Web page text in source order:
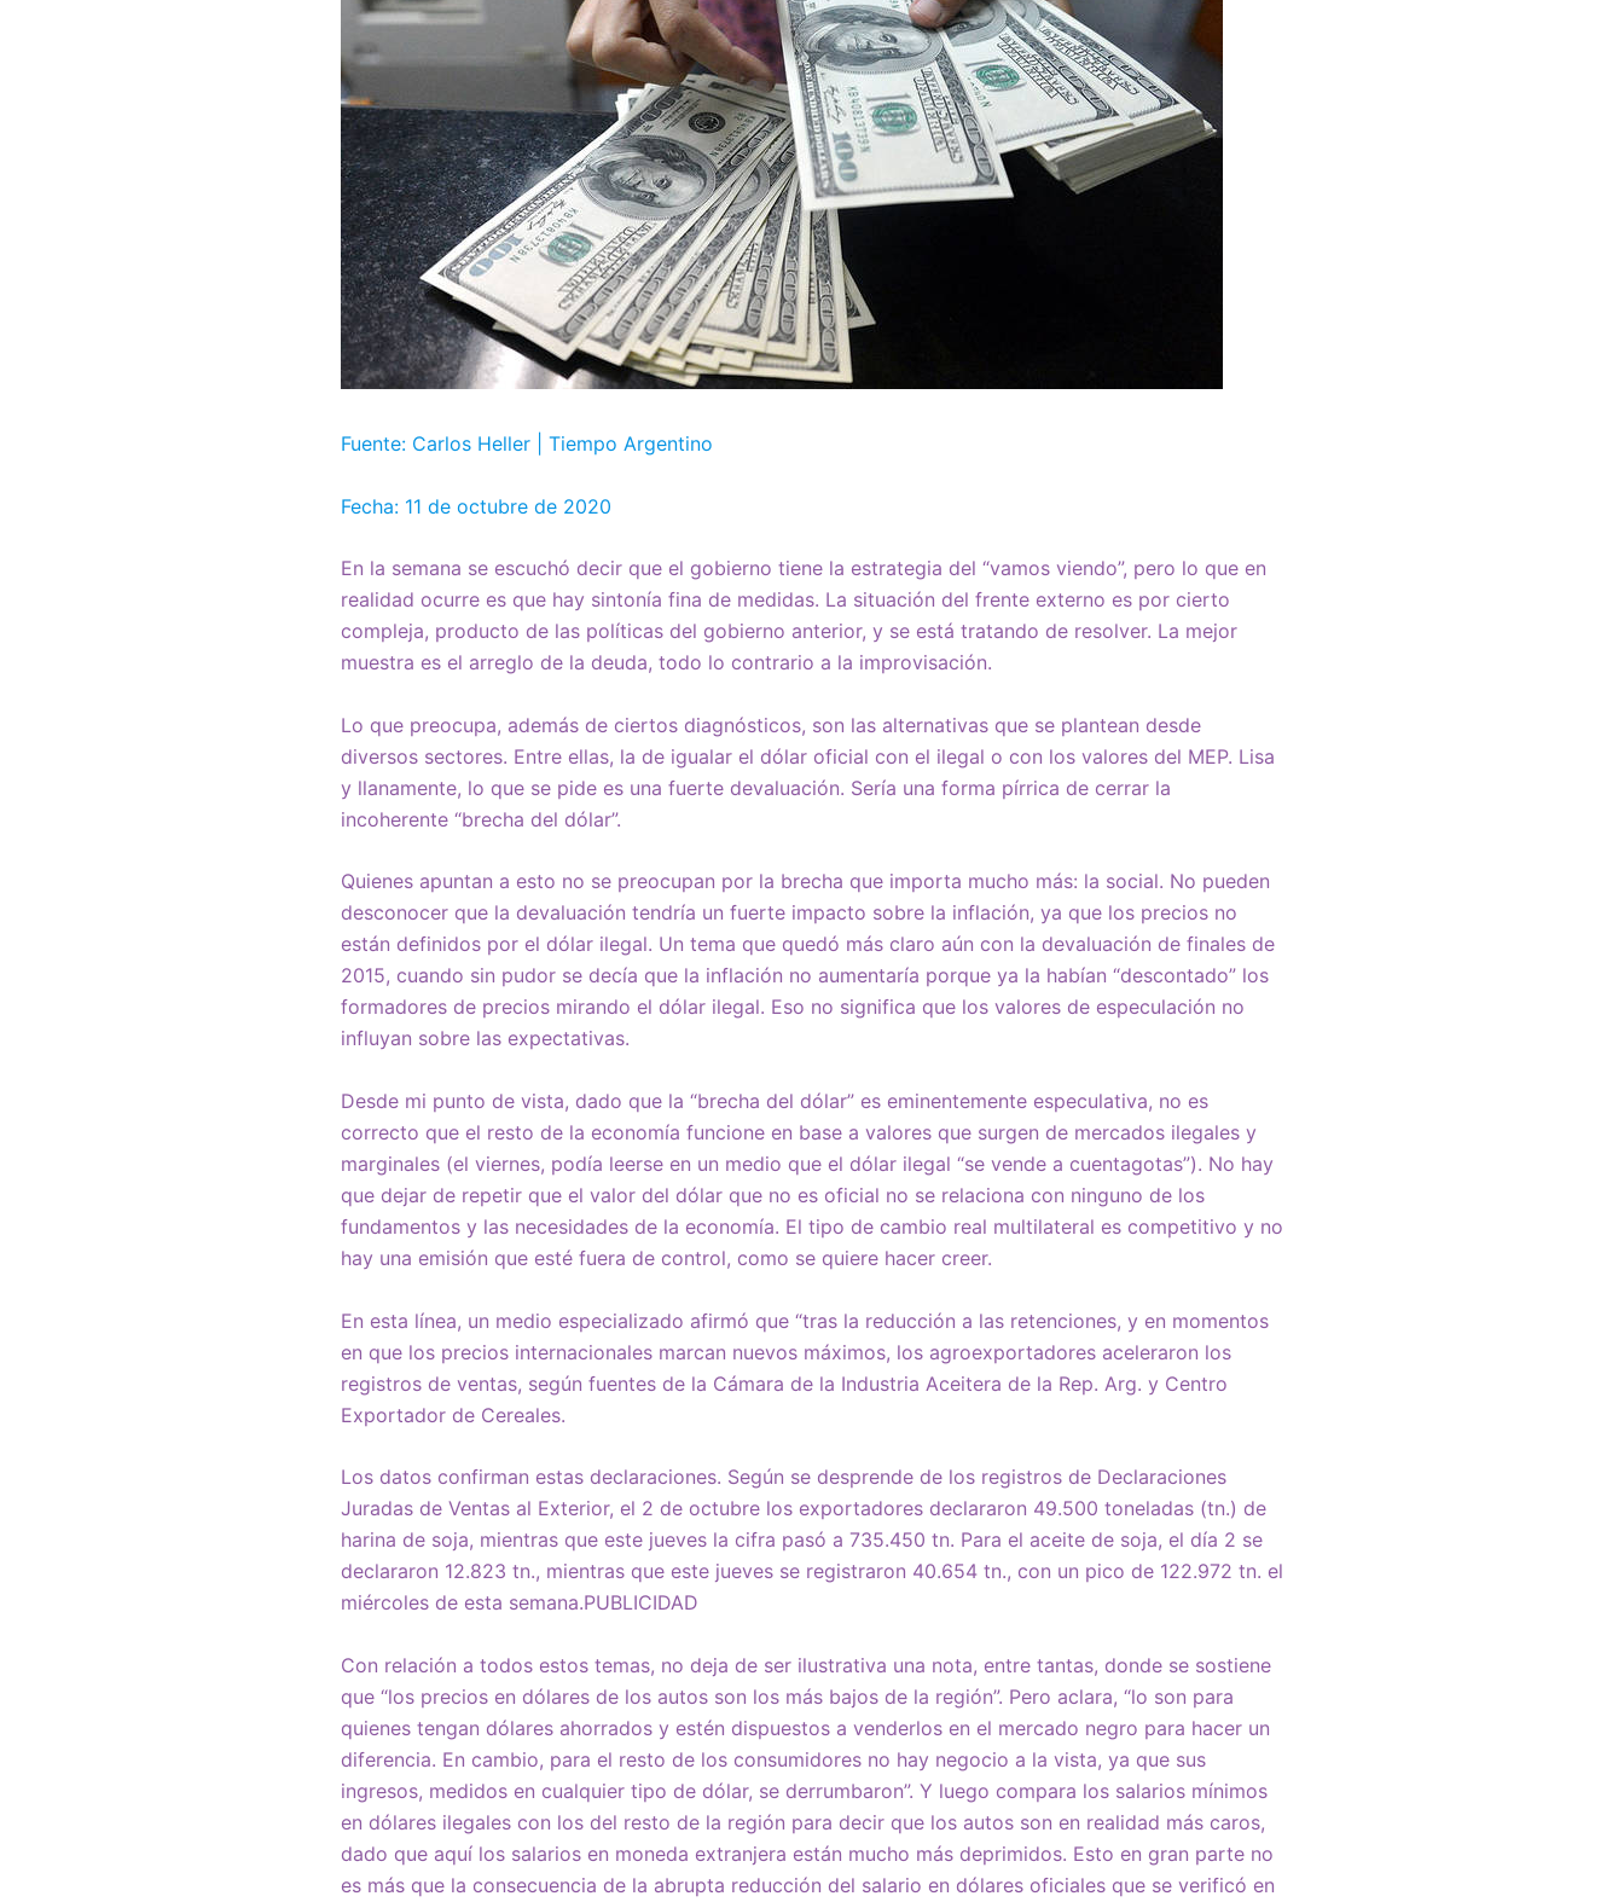
Fuente: Carlos Heller | Tiempo Argentino
Fecha: 11 de octubre de 2020
En la semana se escuchó decir que el gobierno tiene la estrategia del “vamos viendo”, pero lo que en
realidad ocurre es que hay sintonía fina de medidas. La situación del frente externo es por cierto
compleja, producto de las políticas del gobierno anterior, y se está tratando de resolver. La mejor
muestra es el arreglo de la deuda, todo lo contrario a la improvisación.
Lo que preocupa, además de ciertos diagnósticos, son las alternativas que se plantean desde
diversos sectores. Entre ellas, la de igualar el dólar oficial con el ilegal o con los valores del MEP. Lisa
y llanamente, lo que se pide es una fuerte devaluación. Sería una forma pírrica de cerrar la
incoherente “brecha del dólar”.
Quienes apuntan a esto no se preocupan por la brecha que importa mucho más: la social. No pueden
desconocer que la devaluación tendría un fuerte impacto sobre la inflación, ya que los precios no
están definidos por el dólar ilegal. Un tema que quedó más claro aún con la devaluación de finales de
2015, cuando sin pudor se decía que la inflación no aumentaría porque ya la habían “descontado” los
formadores de precios mirando el dólar ilegal. Eso no significa que los valores de especulación no
influyan sobre las expectativas.
Desde mi punto de vista, dado que la “brecha del dólar” es eminentemente especulativa, no es
correcto que el resto de la economía funcione en base a valores que surgen de mercados ilegales y
marginales (el viernes, podía leerse en un medio que el dólar ilegal “se vende a cuentagotas”). No hay
que dejar de repetir que el valor del dólar que no es oficial no se relaciona con ninguno de los
fundamentos y las necesidades de la economía. El tipo de cambio real multilateral es competitivo y no
hay una emisión que esté fuera de control, como se quiere hacer creer.
En esta línea, un medio especializado afirmó que “tras la reducción a las retenciones, y en momentos
en que los precios internacionales marcan nuevos máximos, los agroexportadores aceleraron los
registros de ventas, según fuentes de la Cámara de la Industria Aceitera de la Rep. Arg. y Centro
Exportador de Cereales.
Los datos confirman estas declaraciones. Según se desprende de los registros de Declaraciones
Juradas de Ventas al Exterior, el 2 de octubre los exportadores declararon 49.500 toneladas (tn.) de
harina de soja, mientras que este jueves la cifra pasó a 735.450 tn. Para el aceite de soja, el día 2 se
declararon 12.823 tn., mientras que este jueves se registraron 40.654 tn., con un pico de 122.972 tn. el
miércoles de esta semana.PUBLICIDAD
Con relación a todos estos temas, no deja de ser ilustrativa una nota, entre tantas, donde se sostiene
que “los precios en dólares de los autos son los más bajos de la región”. Pero aclara, “lo son para
quienes tengan dólares ahorrados y estén dispuestos a venderlos en el mercado negro para hacer un
diferencia. En cambio, para el resto de los consumidores no hay negocio a la vista, ya que sus
ingresos, medidos en cualquier tipo de dólar, se derrumbaron”. Y luego compara los salarios mínimos
en dólares ilegales con los del resto de la región para decir que los autos son en realidad más caros,
dado que aquí los salarios en moneda extranjera están mucho más deprimidos. Esto en gran parte no
es más que la consecuencia de la abrupta reducción del salario en dólares oficiales que se verificó en